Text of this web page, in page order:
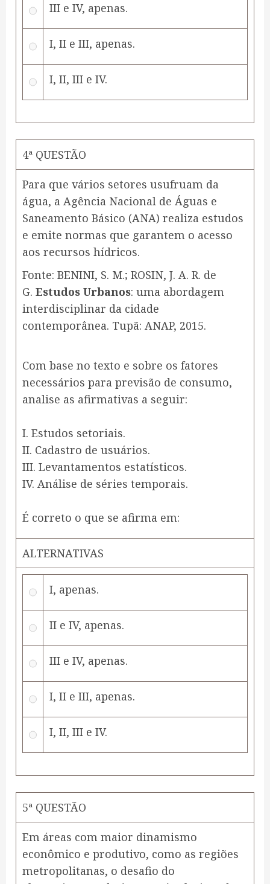
III e IV, apenas.
I, II e III, apenas.
I, II, III e IV.
4ª QUESTÃO
Para que vários setores usufruam da
água, a Agência Nacional de Águas e
Saneamento Básico (ANA) realiza estudos
e emite normas que garantem o acesso
aos recursos hídricos.
Fonte: BENINI, S. M.; ROSIN, J. A. R. de
G. Estudos Urbanos: uma abordagem
interdisciplinar da cidade
contemporânea. Tupã: ANAP, 2015.
Com base no texto e sobre os fatores
necessários para previsão de consumo,
analise as afirmativas a seguir:
I. Estudos setoriais.
II. Cadastro de usuários.
III. Levantamentos estatísticos.
IV. Análise de séries temporais.
É correto o que se afirma em:
ALTERNATIVAS
I, apenas.
II e IV, apenas.
III e IV, apenas.
I, II e III, apenas.
I, II, III e IV.
5ª QUESTÃO
Em áreas com maior dinamismo
econômico e produtivo, como as regiões
metropolitanas, o desafio do